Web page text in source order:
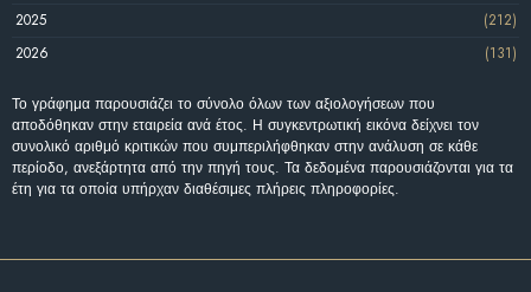
2025
(212)
2026
(131)
Το γράφημα παρουσιάζει το σύνολο όλων των αξιολογήσεων που
αποδόθηκαν στην εταιρεία ανά έτος. Η συγκεντρωτική εικόνα δείχνει τον
συνολικό αριθμό κριτικών που συμπεριλήφθηκαν στην ανάλυση σε κάθε
περίοδο, ανεξάρτητα από την πηγή τους. Τα δεδομένα παρουσιάζονται για τα
έτη για τα οποία υπήρχαν διαθέσιμες πλήρεις πληροφορίες.